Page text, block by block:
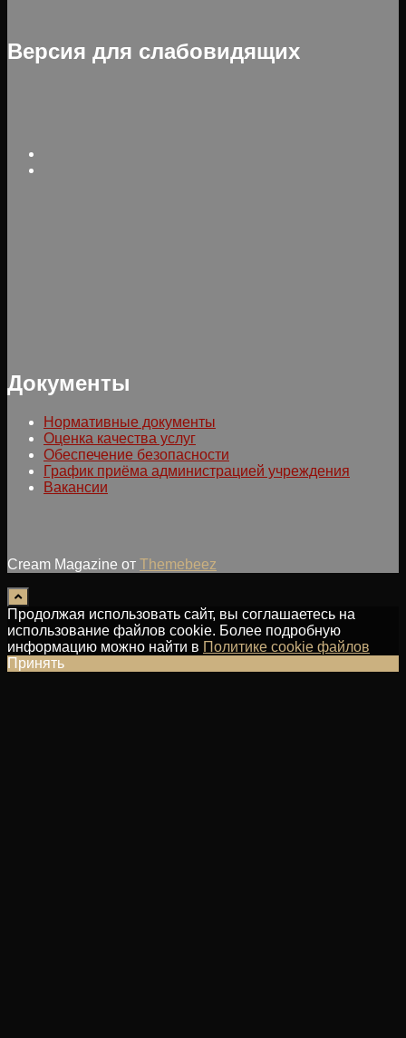
Версия для слабовидящих
Документы
Нормативные документы
Оценка качества услуг
Обеспечение безопасности
График приёма администрацией учреждения
Вакансии
Cream Magazine от Themebeez
Продолжая использовать сайт, вы соглашаетесь на
использование файлов cookie. Более подробную
информацию можно найти в Политике cookie файлов
Принять